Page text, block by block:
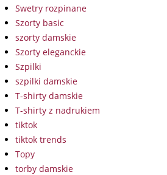
Swetry rozpinane
Szorty basic
szorty damskie
Szorty eleganckie
Szpilki
szpilki damskie
T-shirty damskie
T-shirty z nadrukiem
tiktok
tiktok trends
Topy
torby damskie